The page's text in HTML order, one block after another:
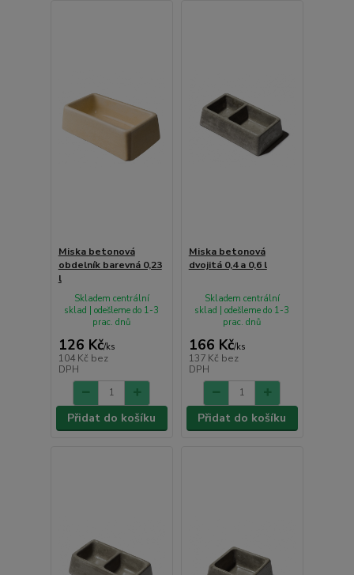
Miska betonová
obdelník barevná 0,23
l
126 Kč/ks
104 Kč bez
DPH
Skladem centrální
sklad | odešleme do 1-3
prac. dnů
Přidat do košíku
Miska betonová
dvojitá 0,4 a 0,6 l
166 Kč/ks
137 Kč bez
DPH
Skladem centrální
sklad | odešleme do 1-3
prac. dnů
Přidat do košíku